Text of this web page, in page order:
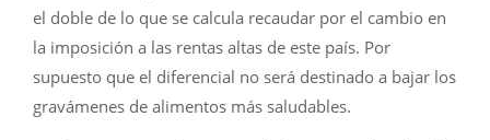
el doble de lo que se calcula recaudar por el cambio en
la imposición a las rentas altas de este país. Por
supuesto que el diferencial no será destinado a bajar los
gravámenes de alimentos más saludables.